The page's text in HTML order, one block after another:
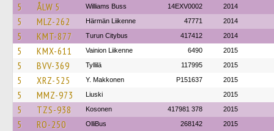
5 ÅLW 5 Williams Buss 14EXV0002 2014
5 MLZ-262 Härmän Liikenne 47771 2014
5 KMT-877 Turun Citybus 417412 2014
5 KMX-611 Vainion Liikenne 6490 2015
5 BVV-369 Tyllilä 117995 2015
5 XRZ-525 Y. Makkonen P151637 2015
5 MMZ-973 Liuski 2015
5 TZS-938 Kosonen 417981 378 2015
5 RO-250 OlliBus 268142 2015